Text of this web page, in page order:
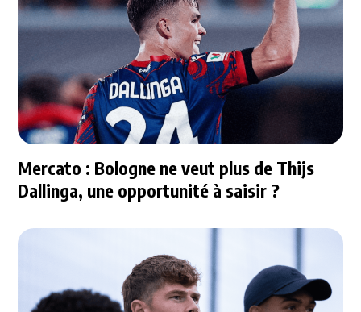
Mercato : Bologne ne veut plus de Thijs
Dallinga, une opportunité à saisir ?